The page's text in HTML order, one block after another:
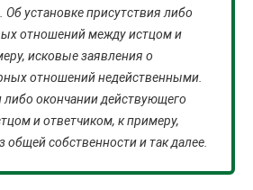
Об установке присутствия либо
отношений между истцом и
исковые заявления о
отношений недейственными.
окончании действующего
и ответчиком, к примеру,
общей собственности и так далее.